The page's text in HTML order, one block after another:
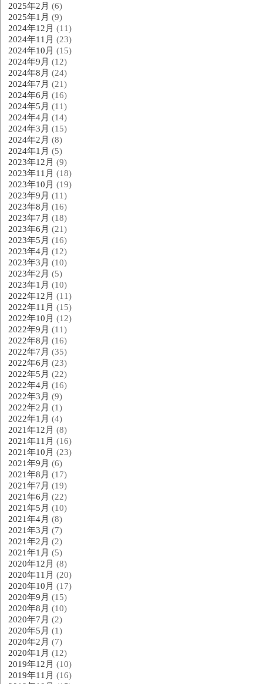
2025年2月 (6)
2025年1月 (9)
2024年12月 (11)
2024年11月 (23)
2024年10月 (15)
2024年9月 (12)
2024年8月 (24)
2024年7月 (21)
2024年6月 (16)
2024年5月 (11)
2024年4月 (14)
2024年3月 (15)
2024年2月 (8)
2024年1月 (5)
2023年12月 (9)
2023年11月 (18)
2023年10月 (19)
2023年9月 (11)
2023年8月 (16)
2023年7月 (18)
2023年6月 (21)
2023年5月 (16)
2023年4月 (12)
2023年3月 (10)
2023年2月 (5)
2023年1月 (10)
2022年12月 (11)
2022年11月 (15)
2022年10月 (12)
2022年9月 (11)
2022年8月 (16)
2022年7月 (35)
2022年6月 (23)
2022年5月 (22)
2022年4月 (16)
2022年3月 (9)
2022年2月 (1)
2022年1月 (4)
2021年12月 (8)
2021年11月 (16)
2021年10月 (23)
2021年9月 (6)
2021年8月 (17)
2021年7月 (19)
2021年6月 (22)
2021年5月 (10)
2021年4月 (8)
2021年3月 (7)
2021年2月 (2)
2021年1月 (5)
2020年12月 (8)
2020年11月 (20)
2020年10月 (17)
2020年9月 (15)
2020年8月 (10)
2020年7月 (2)
2020年5月 (1)
2020年2月 (7)
2020年1月 (12)
2019年12月 (10)
2019年11月 (16)